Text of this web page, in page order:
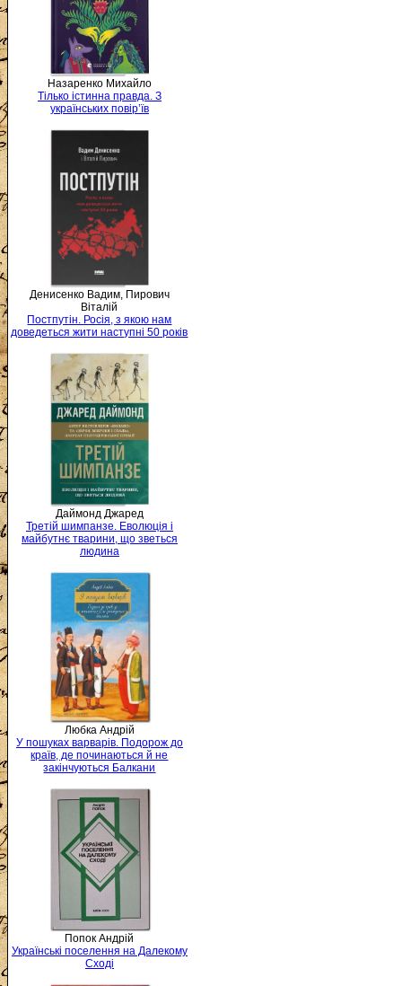
Назаренко Михайло
Тілько істинна правда. З
українських повір’їв
Денисенко Вадим, Пирович
Віталій
Постпутін. Росія, з якою нам
доведеться жити наступні 50 років
Даймонд Джаред
Третій шимпанзе. Еволюція і
майбутнє тварини, що зветься
людина
Любка Андрій
У пошуках варварів. Подорож до
країв, де починаються й не
закінчуються Балкани
Попок Андрій
Українські поселення на Далекому
Сході